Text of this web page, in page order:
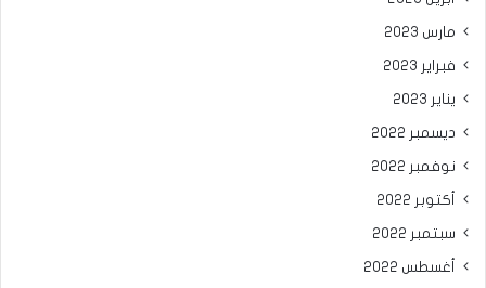
مارس 2023
فبراير 2023
يناير 2023
ديسمبر 2022
نوفمبر 2022
أكتوبر 2022
سبتمبر 2022
أغسطس 2022